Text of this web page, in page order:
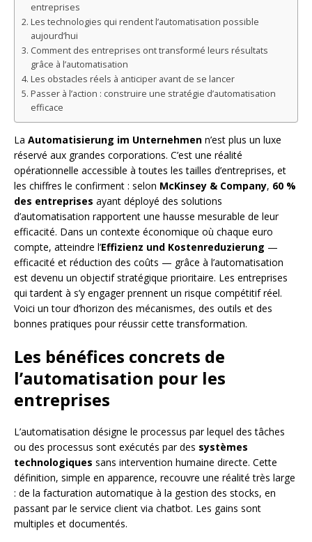
entreprises
Les technologies qui rendent l’automatisation possible
aujourd’hui
Comment des entreprises ont transformé leurs résultats
grâce à l’automatisation
Les obstacles réels à anticiper avant de se lancer
Passer à l’action : construire une stratégie d’automatisation
efficace
La Automatisierung im Unternehmen n’est plus un luxe
réservé aux grandes corporations. C’est une réalité
opérationnelle accessible à toutes les tailles d’entreprises, et
les chiffres le confirment : selon McKinsey & Company, 60 %
des entreprises ayant déployé des solutions
d’automatisation rapportent une hausse mesurable de leur
efficacité. Dans un contexte économique où chaque euro
compte, atteindre l’Effizienz und Kostenreduzierung —
efficacité et réduction des coûts — grâce à l’automatisation
est devenu un objectif stratégique prioritaire. Les entreprises
qui tardent à s’y engager prennent un risque compétitif réel.
Voici un tour d’horizon des mécanismes, des outils et des
bonnes pratiques pour réussir cette transformation.
Les bénéfices concrets de
l’automatisation pour les
entreprises
L’automatisation désigne le processus par lequel des tâches
ou des processus sont exécutés par des systèmes
technologiques sans intervention humaine directe. Cette
définition, simple en apparence, recouvre une réalité très large
: de la facturation automatique à la gestion des stocks, en
passant par le service client via chatbot. Les gains sont
multiples et documentés.